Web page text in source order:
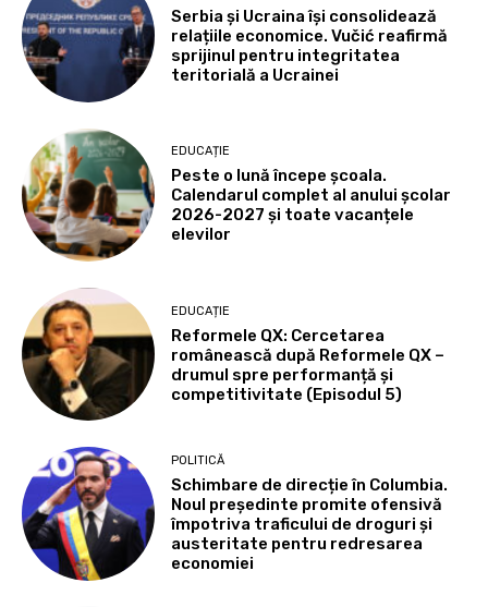
Serbia și Ucraina își consolidează
relațiile economice. Vučić reafirmă
sprijinul pentru integritatea
teritorială a Ucrainei
EDUCAȚIE
Peste o lună începe școala.
Calendarul complet al anului școlar
2026-2027 și toate vacanțele
elevilor
EDUCAȚIE
Reformele QX: Cercetarea
românească după Reformele QX –
drumul spre performanță și
competitivitate (Episodul 5)
POLITICĂ
Schimbare de direcție în Columbia.
Noul președinte promite ofensivă
împotriva traficului de droguri și
austeritate pentru redresarea
economiei